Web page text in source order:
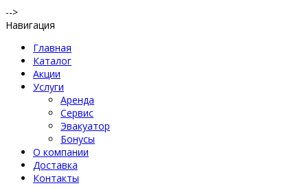
-->
Навигация
Главная
Каталог
Акции
Услуги
Аренда
Сервис
Эвакуатор
Бонусы
О компании
Доставка
Контакты